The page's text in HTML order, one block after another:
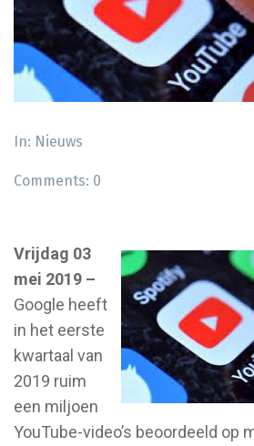
In: Nieuws
Comments: 0
Vrijdag 03
mei 2019 –
Google heeft
in het eerste
kwartaal van
2019 ruim
een miljoen
YouTube-video’s beoordeeld op